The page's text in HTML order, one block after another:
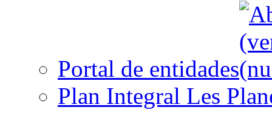
Portal de entidades
Plan Integral Les